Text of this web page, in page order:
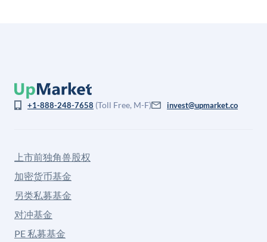
+1-888-248-7658 (Toll Free, M-F) invest@upmarket.co
上市前独角兽股权
加密货币基金
另类私募基金
对冲基金
PE 私募基金